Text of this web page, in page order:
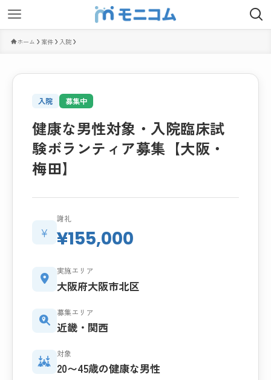
ホーム 案件 入院
入院 募集中
健康な男性対象・入院臨床試
験ボランティア募集【大阪・
梅田】
¥
謝礼
¥155,000
実施エリア
大阪府大阪市北区
募集エリア
近畿・関西
対象
20〜45歳の健康な男性